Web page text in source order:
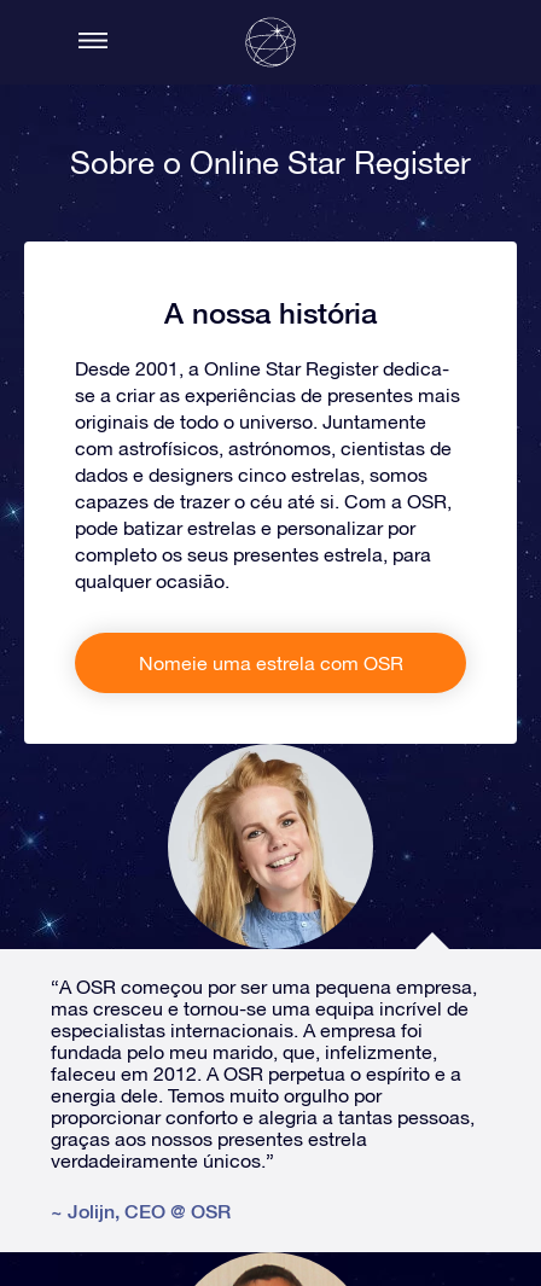
Sobre o Online Star Register
A nossa história
Desde 2001, a Online Star Register dedica-
se a criar as experiências de presentes mais
originais de todo o universo. Juntamente
com astrofísicos, astrónomos, cientistas de
dados e designers cinco estrelas, somos
capazes de trazer o céu até si. Com a OSR,
pode batizar estrelas e personalizar por
completo os seus presentes estrela, para
qualquer ocasião.
Nomeie uma estrela com OSR
“A OSR começou por ser uma pequena empresa,
mas cresceu e tornou-se uma equipa incrível de
especialistas internacionais. A empresa foi
fundada pelo meu marido, que, infelizmente,
faleceu em 2012. A OSR perpetua o espírito e a
energia dele. Temos muito orgulho por
proporcionar conforto e alegria a tantas pessoas,
graças aos nossos presentes estrela
verdadeiramente únicos.”
~ Jolijn, CEO @ OSR